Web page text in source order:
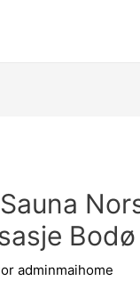
Bodø
adminmaihome